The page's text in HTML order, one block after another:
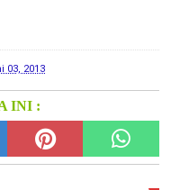
03, 2013
INI :